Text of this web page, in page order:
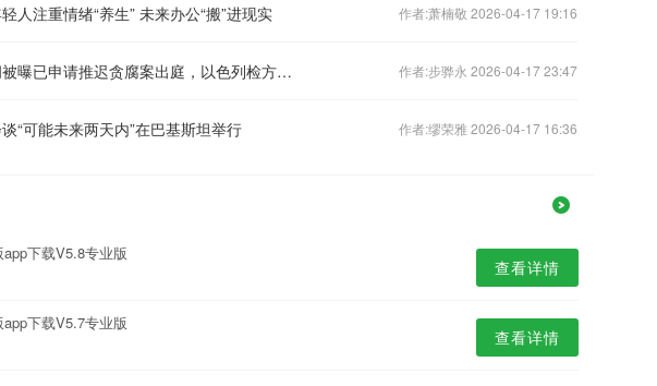
人注重情绪“养生” 未来办公“搬”进现实 作者:萧楠敬 2026-04-17 19:16
以总理内塔尼亚胡被曝已申请推迟贪腐案出庭，以色列检方要求其提供证明文件 作者:步骅永 2026-04-17 23:47
“可能未来两天内”在巴基斯坦举行 作者:缪荣雅 2026-04-17 16:36
下载V5.8专业版
查看详情
下载V5.7专业版
查看详情